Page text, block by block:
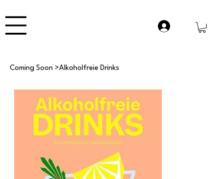
Coming Soon >Alkoholfreie Drinks